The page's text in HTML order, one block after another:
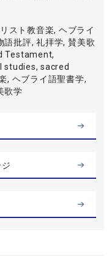
スト教音楽, ヘブライ
語批評, 礼拝学, 賛美歌
Testament,
studies, sacred
, ヘブライ語聖書学,
歌学